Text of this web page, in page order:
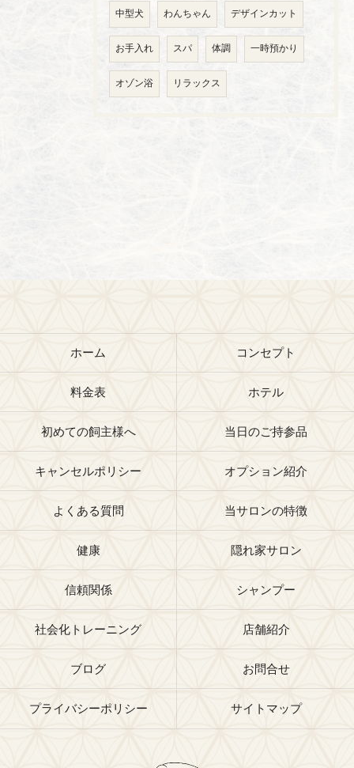
中型犬 わんちゃん デザインカット
お手入れ スパ 体調 一時預かり
オゾン浴 リラックス
ホーム コンセプト
料金表 ホテル
初めての飼主様へ 当日のご持参品
キャンセルポリシー オプション紹介
よくある質問 当サロンの特徴
健康 隠れ家サロン
信頼関係 シャンプー
社会化トレーニング 店舗紹介
ブログ お問合せ
プライバシーポリシー サイトマップ